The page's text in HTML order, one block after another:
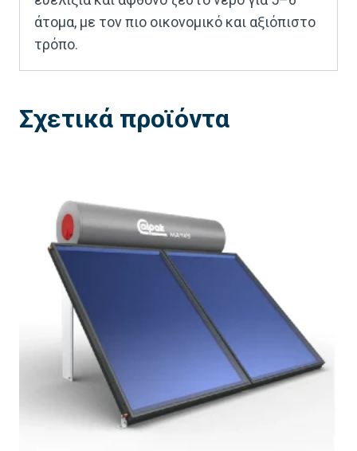
άτομα, με τον πιο οικονομικό και αξιόπιστο
τρόπο.
Σχετικά προϊόντα